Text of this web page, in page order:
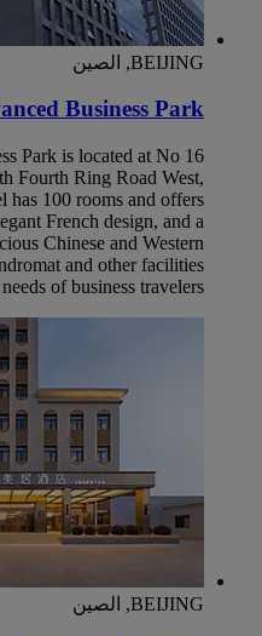
BEIJING, الصين
Business Park
Park is located at No 16
Fourth Ring Road West,
100 rooms and offers
French design, and a
Chinese and Western
and other facilities
of business travelers.
BEIJING, الصين